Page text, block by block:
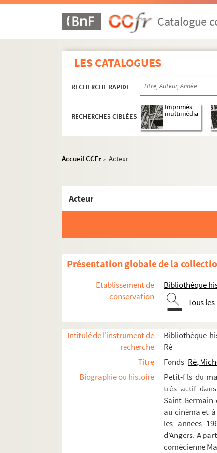
Catalogue
LES CATALOGUES
RECHERCHE RAPIDE
RECHERCHES CIBLÉES
Imprimés
multimédia
Accueil CCFr > Acteur
Acteur
Présentation globale de la
Etablissement de
conservation
Bibliothèque
Tous
Intitulé de l'instrument de
recherche
Bibliothèque
Ré
Titre
Fonds Ré,
Biographie ou histoire
Petit-fils du
très actif
Saint-
au cinéma et
les années
d’Angers. A
comédienne